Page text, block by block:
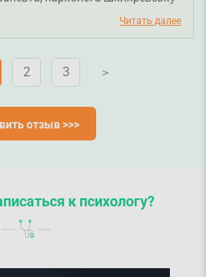
Бажаємо вам міцного
найкращого!
Читать далее
2 3 V
отзыв >>>
к психологу?